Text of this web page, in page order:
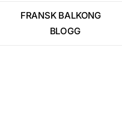
FRANSK BALKONG
BLOGG